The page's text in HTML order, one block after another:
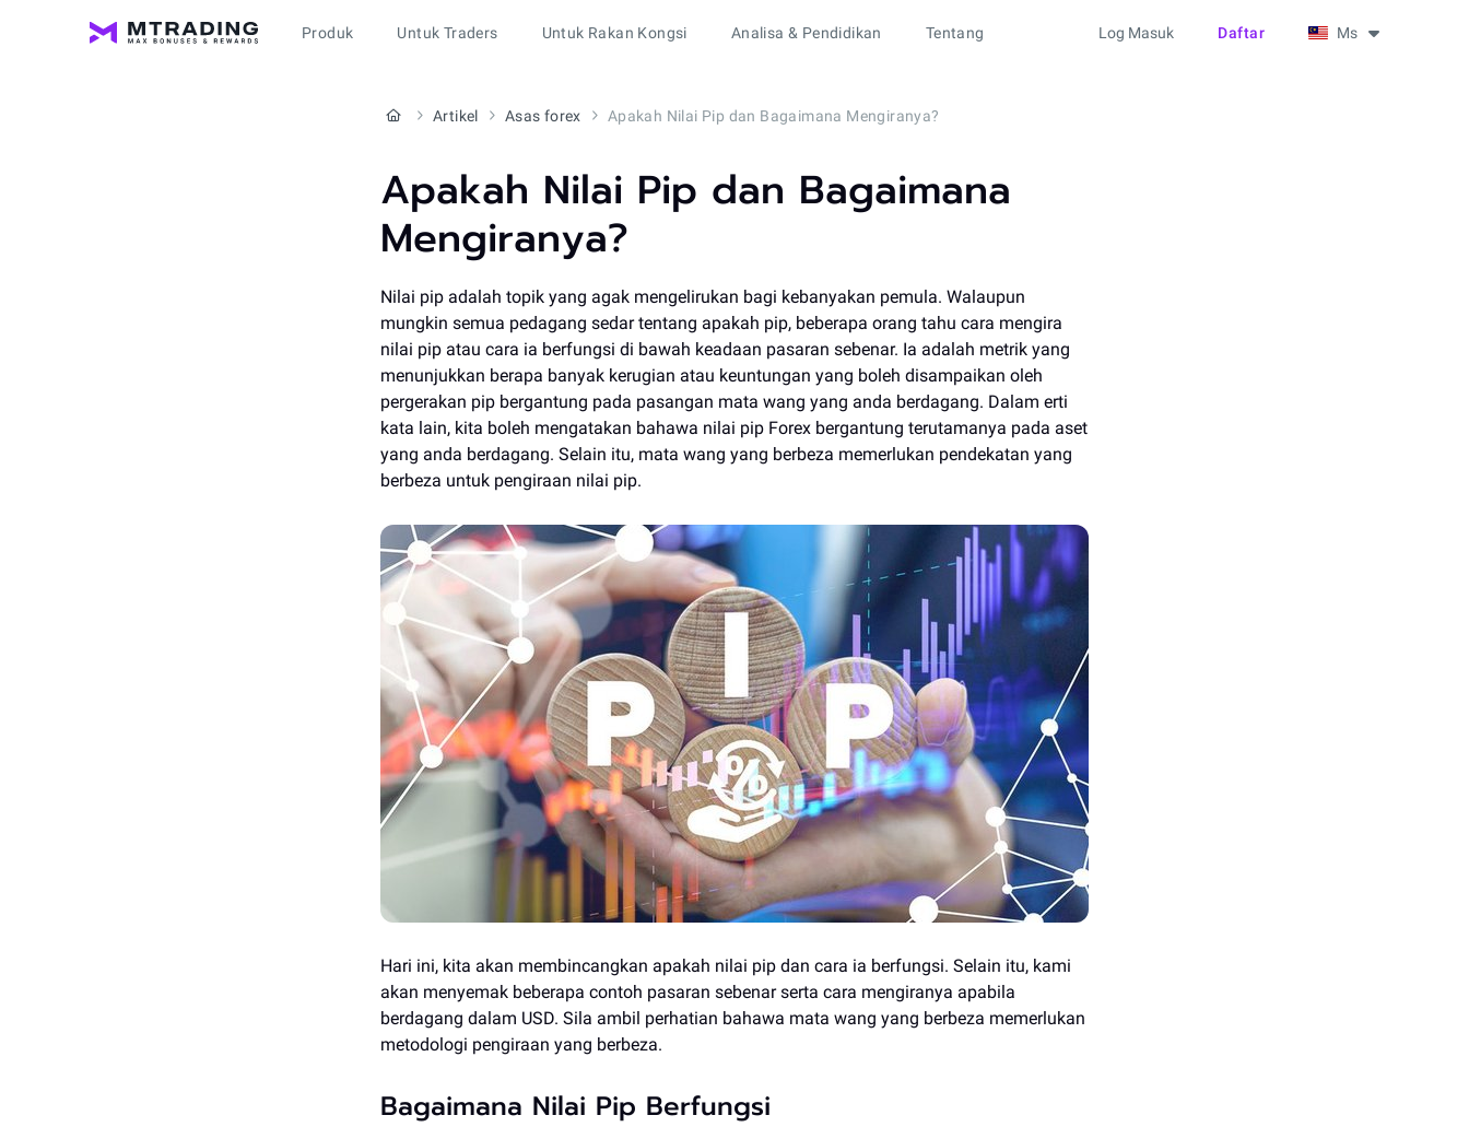
Produk Untuk Traders Untuk Rakan Kongsi Analisa & Pendidikan Tentang Log Masuk Daftar Ms
Artikel Asas forex Apakah Nilai Pip dan Bagaimana Mengiranya?
Apakah Nilai Pip dan Bagaimana
Mengiranya?
Nilai pip adalah topik yang agak mengelirukan bagi kebanyakan pemula. Walaupun
mungkin semua pedagang sedar tentang apakah pip, beberapa orang tahu cara mengira
nilai pip atau cara ia berfungsi di bawah keadaan pasaran sebenar. Ia adalah metrik yang
menunjukkan berapa banyak kerugian atau keuntungan yang boleh disampaikan oleh
pergerakan pip bergantung pada pasangan mata wang yang anda berdagang. Dalam erti
kata lain, kita boleh mengatakan bahawa nilai pip Forex bergantung terutamanya pada aset
yang anda berdagang. Selain itu, mata wang yang berbeza memerlukan pendekatan yang
berbeza untuk pengiraan nilai pip.
Hari ini, kita akan membincangkan apakah nilai pip dan cara ia berfungsi. Selain itu, kami
akan menyemak beberapa contoh pasaran sebenar serta cara mengiranya apabila
berdagang dalam USD. Sila ambil perhatian bahawa mata wang yang berbeza memerlukan
metodologi pengiraan yang berbeza.
Bagaimana Nilai Pip Berfungsi